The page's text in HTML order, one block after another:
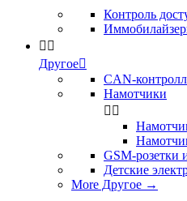
Контроль
 
Другое
CAN-
Намотчики
 
GSM-розетки
Детские
More Другое →